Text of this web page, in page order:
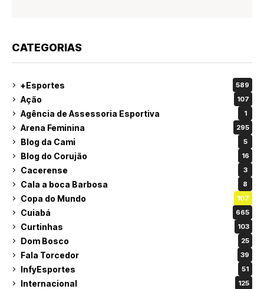
CATEGORIAS
+Esportes 589
Ação 107
Agência de Assessoria Esportiva 1
Arena Feminina 295
Blog da Cami 5
Blog do Corujão 16
Cacerense 3
Cala a boca Barbosa 8
Copa do Mundo 107
Cuiabá 665
Curtinhas 103
Dom Bosco 25
Fala Torcedor 39
InfyEsportes 51
Internacional 125